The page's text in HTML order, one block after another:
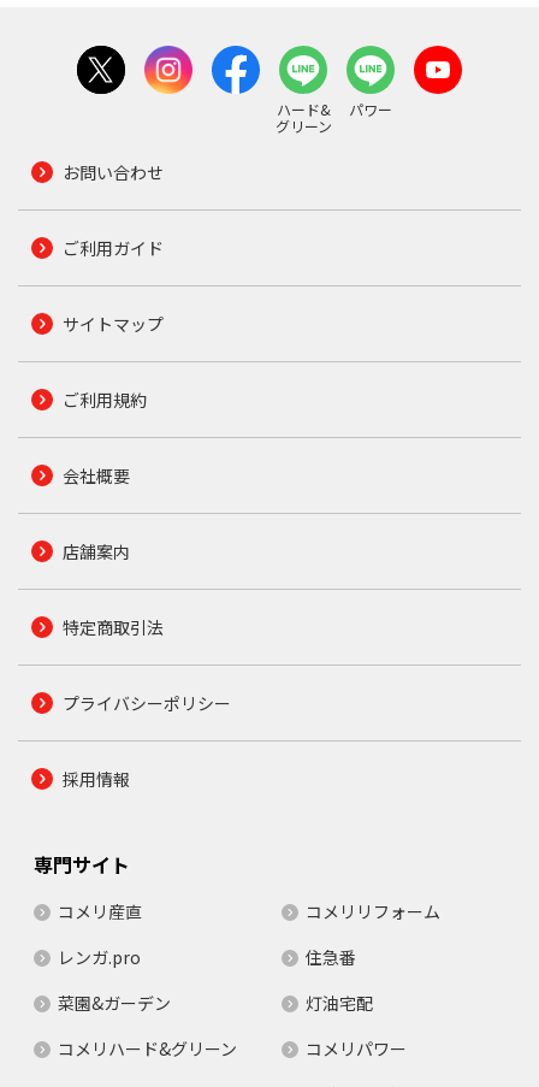
ハード&
グリーン
パワー
お問い合わせ
ご利用ガイド
サイトマップ
ご利用規約
会社概要
店舗案内
特定商取引法
プライバシーポリシー
採用情報
専門サイト
コメリ産直
コメリリフォーム
レンガ.pro
住急番
菜園&ガーデン
灯油宅配
コメリハード&グリーン
コメリパワー